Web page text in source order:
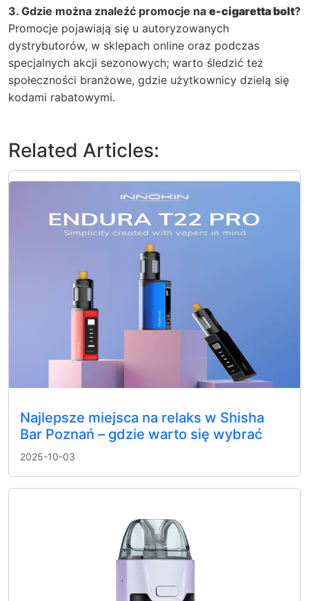
3. Gdzie można znaleźć promocje na e-cigaretta bolt?
Promocje pojawiają się u autoryzowanych
dystrybutorów, w sklepach online oraz podczas
specjalnych akcji sezonowych; warto śledzić też
społeczności branżowe, gdzie użytkownicy dzielą się
kodami rabatowymi.
Related Articles:
Najlepsze miejsca na relaks w Shisha
Bar Poznań – gdzie warto się wybrać
2025-10-03